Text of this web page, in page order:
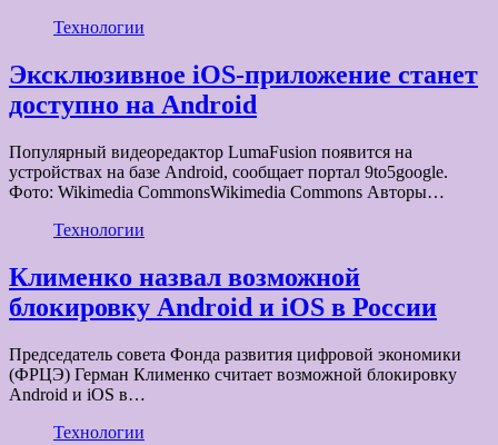
Технологии
Эксклюзивное iOS-приложение станет
доступно на Android
Популярный видеоредактор LumaFusion появится на
устройствах на базе Android, сообщает портал 9to5google.
Фото: Wikimedia CommonsWikimedia Commons Авторы…
Технологии
Клименко назвал возможной
блокировку Android и iOS в России
Председатель совета Фонда развития цифровой экономики
(ФРЦЭ) Герман Клименко считает возможной блокировку
Android и iOS в…
Технологии